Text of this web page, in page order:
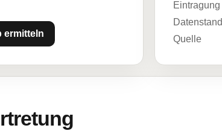
ermitteln
Eintragung
Datenstand
Quelle